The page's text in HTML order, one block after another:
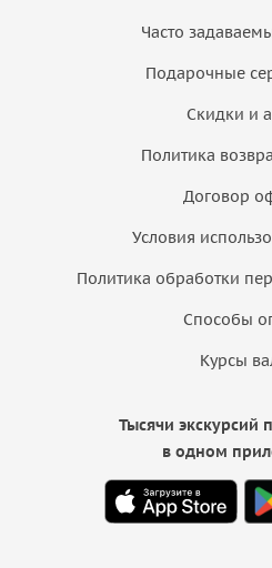
Часто
Подарочные
Скидки и
Политика
Договор
Условия
Политика обработки
Способы
Курсы
Тысячи экскурсий
в одном